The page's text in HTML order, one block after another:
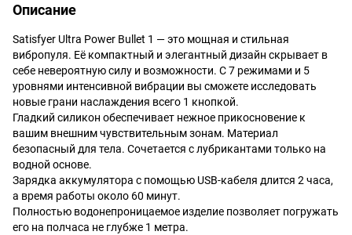
Описание
Satisfyer Ultra Power Bullet 1 — это мощная и стильная
вибропуля. Её компактный и элегантный дизайн скрывает в
себе невероятную силу и возможности. С 7 режимами и 5
уровнями интенсивной вибрации вы сможете исследовать
новые грани наслаждения всего 1 кнопкой.
Гладкий силикон обеспечивает нежное прикосновение к
вашим внешним чувствительным зонам. Материал
безопасный для тела. Сочетается с лубрикантами только на
водной основе.
Зарядка аккумулятора с помощью USB-кабеля длится 2 часа,
а время работы около 60 минут.
Полностью водонепроницаемое изделие позволяет погружать
его на полчаса не глубже 1 метра.